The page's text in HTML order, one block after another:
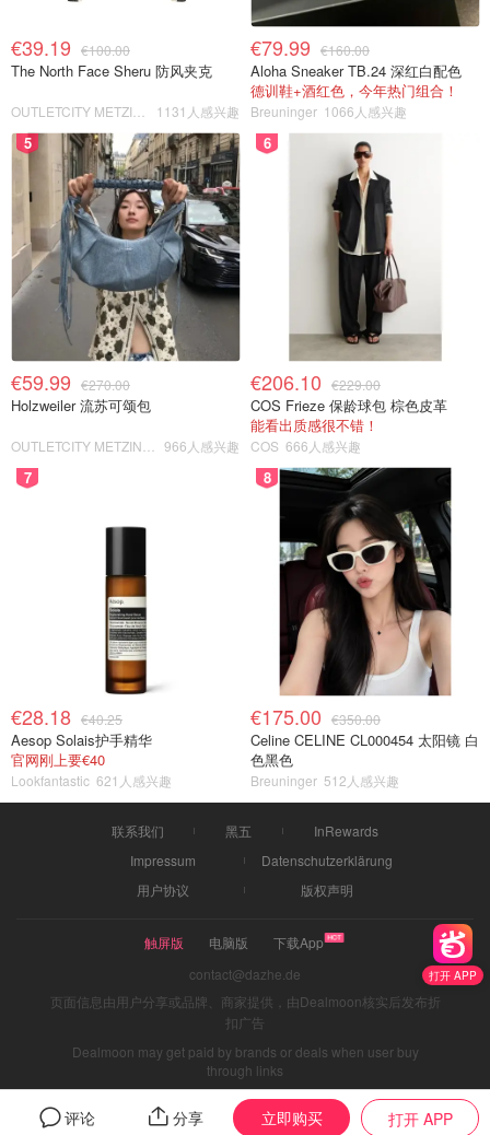
打开 APP
评论 分享 立即购买 打开 APP
€39.19 €100.00
The North Face Sheru 防风夹克
1131人感兴趣
€79.99 €160.00
Aloha Sneaker TB.24 深红白配色
德训鞋+酒红色，今年热门组合！
Breuninger 1066人感兴趣
5
€59.99 €270.00
Holzweiler 流苏可颂包
966人感兴趣
6
€206.10 €229.00
COS Frieze 保龄球包 棕色皮革
能看出质感很不错！
COS 666人感兴趣
7
€28.18 €40.25
Aesop Solais护手精华
官网刚上要€40
Lookfantastic 621人感兴趣
8
€175.00 €350.00
Celine CELINE CL000454 太阳镜 白
色黑色
Breuninger 512人感兴趣
联系我们 黑五
InRewards
Impressum
Datenschutzerklärung
用户协议
版权声明
触屏版 电脑版
下载App
contact@dazhe.de
页面信息由用户分享或品牌、商家提供，由Dealmoon核实后发布折
扣广告
Dealmoon may get paid by brands or deals when user buy
through links